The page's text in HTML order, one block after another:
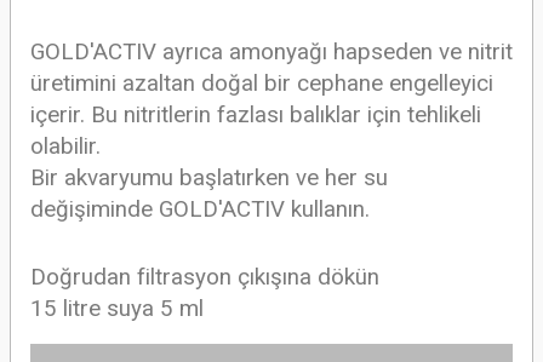
GOLD'ACTIV ayrıca amonyağı hapseden ve nitrit
üretimini azaltan doğal bir cephane engelleyici
içerir. Bu nitritlerin fazlası balıklar için tehlikeli
olabilir.
Bir akvaryumu başlatırken ve her su
değişiminde GOLD'ACTIV kullanın.
Doğrudan filtrasyon çıkışına dökün
15 litre suya 5 ml